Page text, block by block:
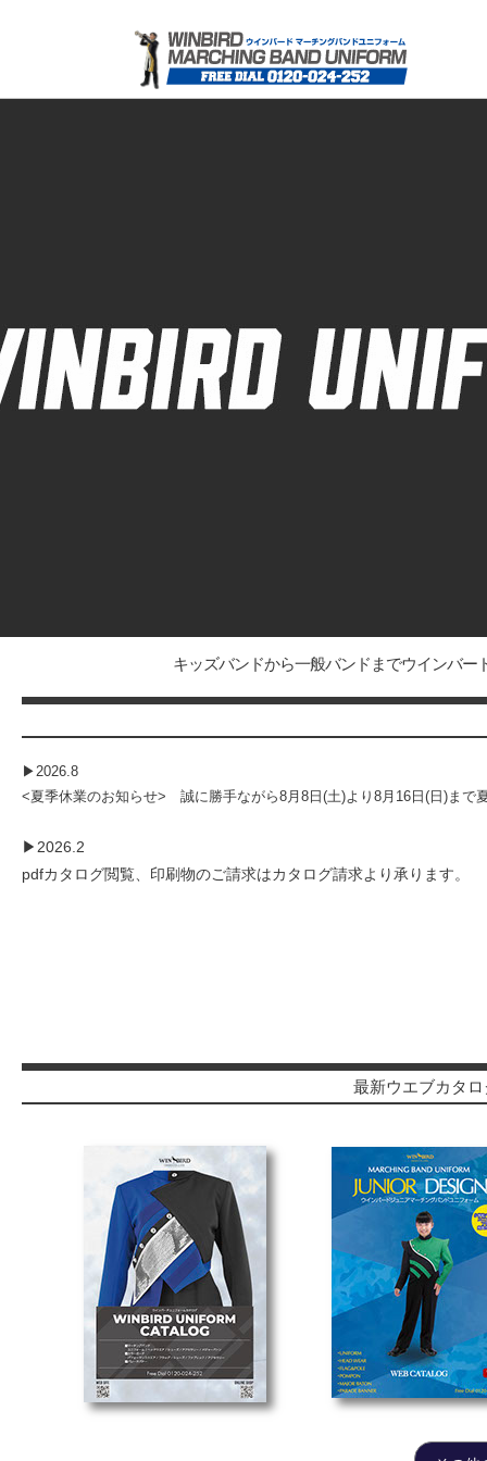
キッズバンドから一般バンドまでウインバ
▶2026.8
<夏季休業のお知らせ> 誠に勝手ながら8月8日(土)より8月16日(日)まで
▶2026.2
pdfカタログ閲覧、印刷物のご請求はカタログ請求より承ります。
最新ウエブカタ